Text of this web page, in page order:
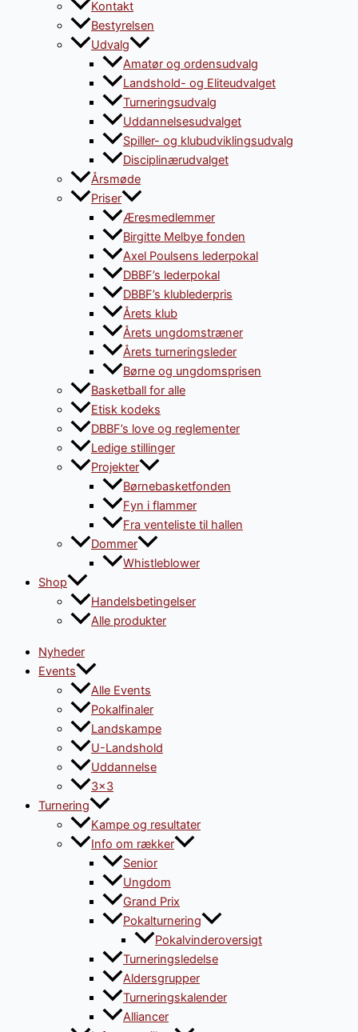
Kontakt
Bestyrelsen
Udvalg
Amatør og ordensudvalg
Landshold- og Eliteudvalget
Turneringsudvalg
Uddannelsesudvalget
Spiller- og klubudviklingsudvalg
Disciplinærudvalget
Årsmøde
Priser
Æresmedlemmer
Birgitte Melbye fonden
Axel Poulsens lederpokal
DBBF’s lederpokal
DBBF’s klublederpris
Årets klub
Årets ungdomstræner
Årets turneringsleder
Børne og ungdomsprisen
Basketball for alle
Etisk kodeks
DBBF’s love og reglementer
Ledige stillinger
Projekter
Børnebasketfonden
Fyn i flammer
Fra venteliste til hallen
Dommer
Whistleblower
Shop
Handelsbetingelser
Alle produkter
Nyheder
Events
Alle Events
Pokalfinaler
Landskampe
U-Landshold
Uddannelse
3×3
Turnering
Kampe og resultater
Info om rækker
Senior
Ungdom
Grand Prix
Pokalturnering
Pokalvinderoversigt
Turneringsledelse
Aldersgrupper
Turneringskalender
Alliancer